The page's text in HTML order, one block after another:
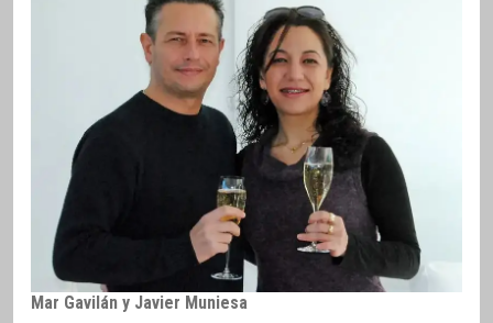
Mar Gavilán y Javier Muniesa